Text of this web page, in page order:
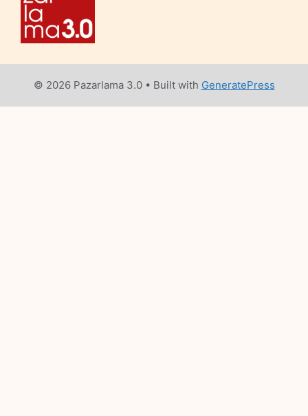
© 2026 Pazarlama 3.0• Built with GeneratePress